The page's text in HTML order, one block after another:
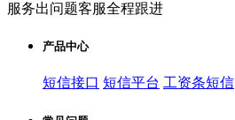
服务出问题客服全程跟进
产品中心
短信接口 短信平台 工资条短信